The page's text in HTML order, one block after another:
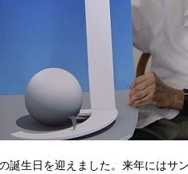
誕生日を迎えました。来年にはサ